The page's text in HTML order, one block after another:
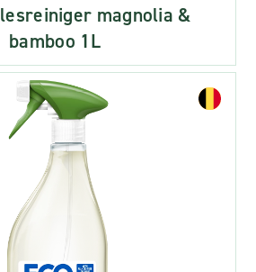
magnolia &
bamboo 1L